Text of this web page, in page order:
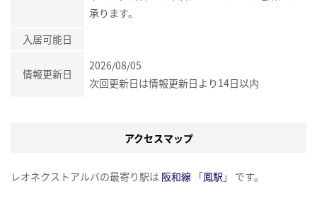
承ります。
入居可能日
情報更新日
2026/08/05
次回更新日は情報更新日より14日以内
アクセスマップ
レオネクストアルバの最寄り駅は 阪和線 「鳳駅 」 です。